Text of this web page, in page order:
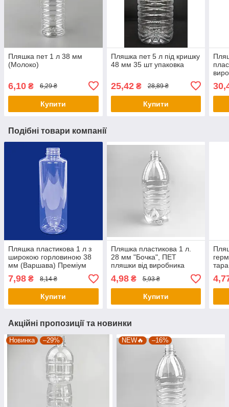
Пляшка пет 1 л 38 мм
(Молоко)
6,10 ₴ 6,29 ₴
Купити
Пляшка пет 5 л під кришку
48 мм 35 шт упаковка
25,42₴ 28,89 ₴
Купити
Подібні товари компанії
Пляшка пластикова 1 л з
широкою горловиною 38
мм (Варшава) Преміум
пет тара
7,98 ₴ 8,14 ₴
Купити
Пляшка пластикова 1 л.
28 мм "Бочка", ПЕТ
пляшки від виробника
4,98₴ 5,93 ₴
Купити
тара
Акційні пропозиції та новинки
Новинка –29% NEW🔥 –16%